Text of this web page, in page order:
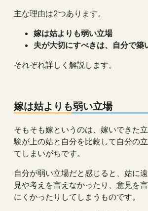
主な理由は2つあります。
嫁は姑よりも弱い立場
夫が大切にすべきは、自分で築
それぞれ詳しく解説します。
嫁は姑よりも弱い立場
そもそも嫁というのは、嫁いできた
験が上の姑と自分を比較して自分の
てしまいがちです。
自分が弱い立場だと感じると、姑に
見や考えを言えなかったり、意見を
にくかったりしてしまうものです。